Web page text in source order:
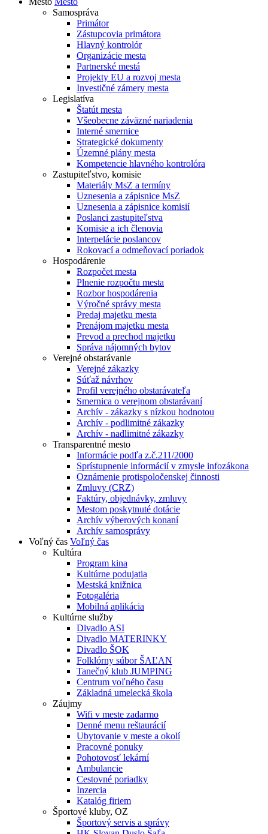
Samospráva
Primátor
Zástupcovia primátora
Hlavný kontrolór
Organizácie mesta
Partnerské mestá
Projekty EU a rozvoj mesta
Investičné zámery mesta
Legislatíva
Štatút mesta
Všeobecne záväzné nariadenia
Interné smernice
Strategické dokumenty
Územné plány mesta
Kompetencie hlavného kontrolóra
Zastupiteľstvo, komisie
Materiály MsZ a termíny
Uznesenia a zápisnice MsZ
Uznesenia a zápisnice komisií
Poslanci zastupiteľstva
Komisie a ich členovia
Interpelácie poslancov
Rokovací a odmeňovací poriadok
Hospodárenie
Rozpočet mesta
Plnenie rozpočtu mesta
Rozbor hospodárenia
Výročné správy mesta
Predaj majetku mesta
Prenájom majetku mesta
Prevod a prechod majetku
Správa nájomných bytov
Verejné obstarávanie
Verejné zákazky
Súťaž návrhov
Profil verejného obstarávateľa
Smernica o verejnom obstarávaní
Archív - zákazky s nízkou hodnotou
Archív - podlimitné zákazky
Archív - nadlimitné zákazky
Transparentné mesto
Informácie podľa z.č.211/2000
Sprístupnenie informácií v zmysle infozákona
Oznámenie protispoločenskej činnosti
Zmluvy (CRZ)
Faktúry, objednávky, zmluvy
Mestom poskytnuté dotácie
Archív výberových konaní
Archív samosprávy
Voľný čas Voľný čas
Kultúra
Program kina
Kultúrne podujatia
Mestská knižnica
Fotogaléria
Mobilná aplikácia
Kultúrne služby
Divadlo ASI
Divadlo MATERINKY
Divadlo ŠOK
Folklórny súbor ŠAĽAN
Tanečný klub JUMPING
Centrum voľného času
Základná umelecká škola
Záujmy
Wifi v meste zadarmo
Denné menu reštaurácií
Ubytovanie v meste a okolí
Pracovné ponuky
Pohotovosť lekární
Ambulancie
Cestovné poriadky
Inzercia
Katalóg firiem
Športové kluby, OZ
Športový servis a správy